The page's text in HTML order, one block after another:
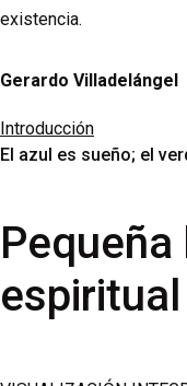
existencia.
Gerardo Villadelángel
Introducción
El azul es sueño; el